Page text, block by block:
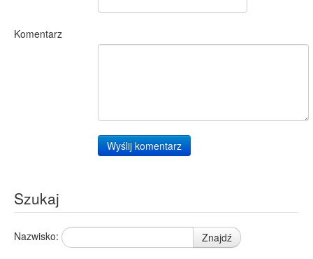
Komentarz
Wyślij komentarz
Szukaj
Nazwisko: Znajdź